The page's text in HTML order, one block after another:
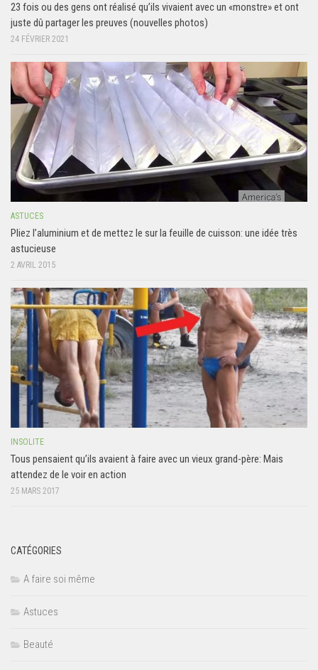
23 fois ou des gens ont réalisé qu’ils vivaient avec un «monstre» et ont
juste dû partager les preuves (nouvelles photos)
24 FÉVRIER 2021
ASTUCES
Pliez l’aluminium et de mettez le sur la feuille de cuisson: une idée très
astucieuse
2 AVRIL 2015
INSOLITE
Tous pensaient qu’ils avaient à faire avec un vieux grand-père: Mais
attendez de le voir en action
25 MARS 2017
CATÉGORIES
A faire soi même
Astuces
Beauté